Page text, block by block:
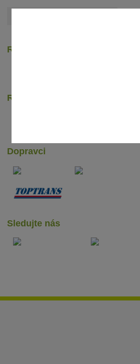
Recenze zákazníků
Rychlé online platby
Dopravci
Sledujte nás